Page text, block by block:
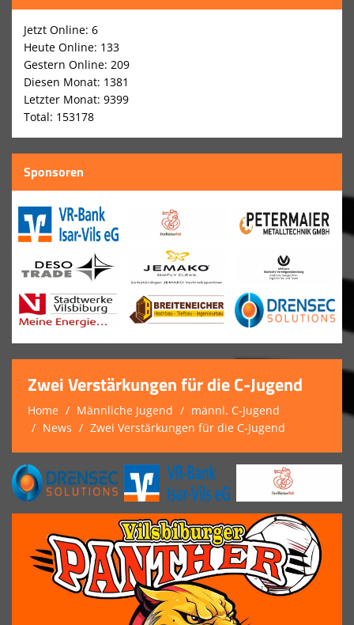
Jetzt Online: 6
Heute Online: 133
Gestern Online: 209
Diesen Monat: 1381
Letzter Monat: 9399
Total: 153178
Sponsoren
Zwei Verstärkungen für die C-Jugend
Home Männliche Jugend
männl. C-Jugend
News
Zwei Verstärkungen für die C-Jugend